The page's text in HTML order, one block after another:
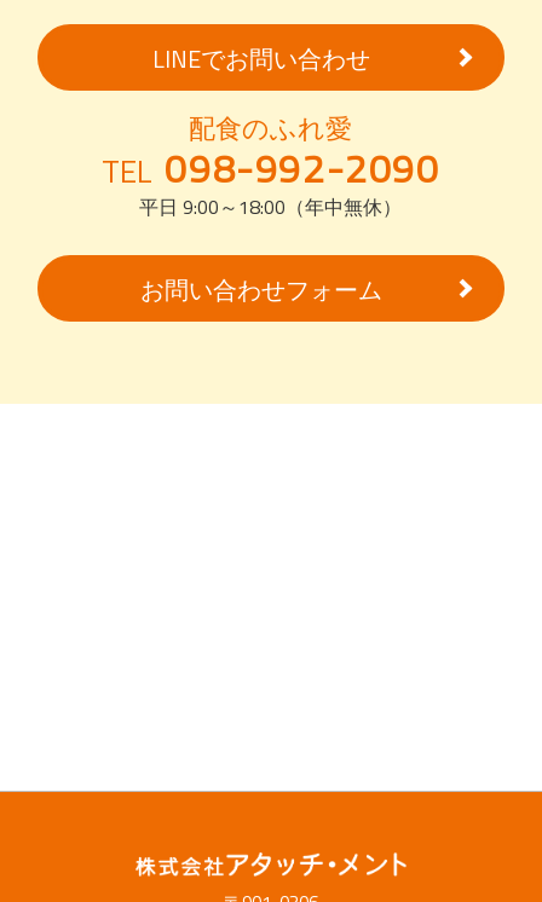
LINEでお問い合わせ
配食のふれ愛
TEL 098-992-2090
平日 9:00～18:00（年中無休）
お問い合わせフォーム